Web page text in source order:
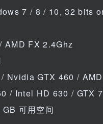
7 / 8 / 10, 32 bits
AMD FX 2.4Ghz
Nvidia GTX 460 / AMD
/ Intel HD 630 / GTX
可用空间